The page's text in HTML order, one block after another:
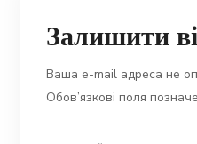
Залишити
Ваша e-mail адреса не
Обов’язкові поля